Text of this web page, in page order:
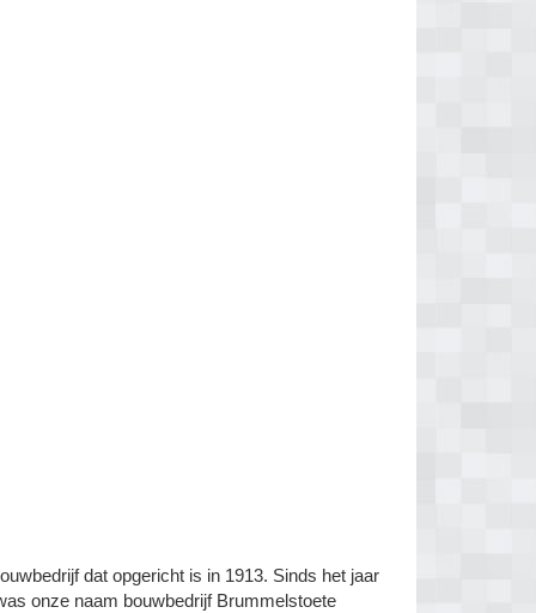
dat opgericht is in 1913. Sinds het jaar
onze naam bouwbedrijf Brummelstoete